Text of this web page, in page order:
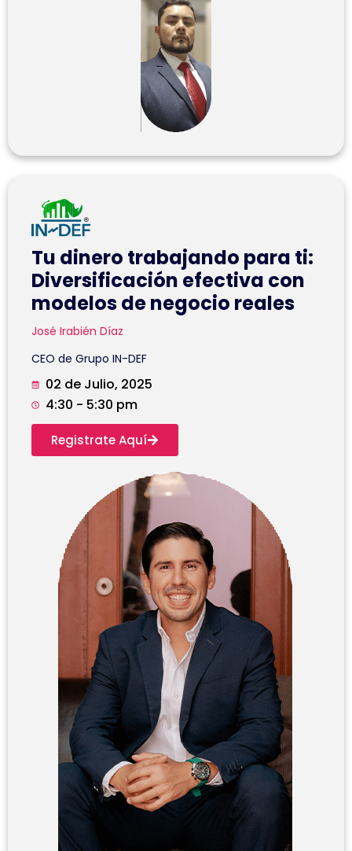
Tu dinero trabajando para ti:
Diversificación efectiva con
modelos de negocio reales
José Irabién Díaz
CEO de Grupo IN-DEF
02 de Julio, 2025
4:30 - 5:30 pm
Registrate Aquí